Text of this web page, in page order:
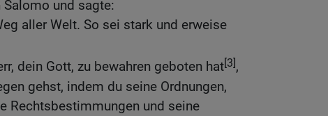
und sagte:
aller Welt. So sei stark und erweise
dein Gott, zu bewahren geboten hat[3],
gehst, indem du seine Ordnungen,
Rechtsbestimmungen und seine